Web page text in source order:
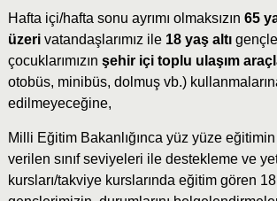
Hafta içi/hafta sonu ayrımı olmaksızın 65
üzeri vatandaşlarımız ile 18 yaş altı
çocuklarımızın şehir içi toplu ulaşım
otobüs, minibüs, dolmuş vb.)
edilmeyeceğine,
Milli Eğitim Bakanlığınca yüz yüze
verilen sınıf seviyeleri ile destekleme ve
kursları/takviye kurslarında eğitim gören 18